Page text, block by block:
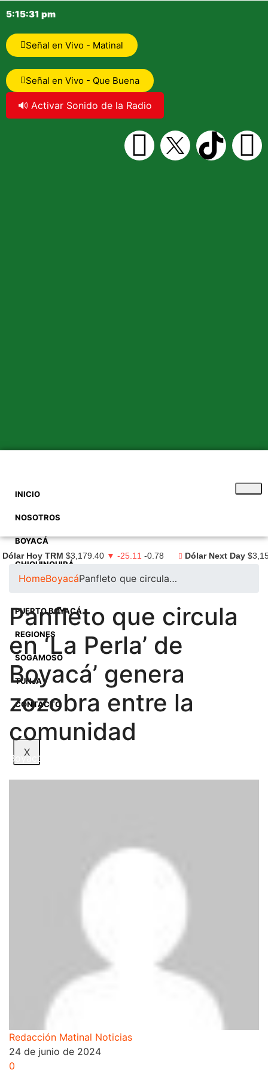
5:15:31 pm
Señal en Vivo - Matinal
Señal en Vivo - Que Buena
🔊 Activar Sonido de la Radio
INICIO
NOSOTROS
BOYACÁ
CHIQUINQUIRÁ
PUERTO BOYACÁ
REGIONES
SOGAMOSO
TUNJA
CONTACTO
X
Dólar Hoy TRM $3,179.40 ▼ -25.11 -0.78 Dólar Next Day
HomeBoyacáPanfleto que circula…
Panfleto que circula
en ‘La Perla’ de
Boyacá’ genera
zozobra entre la
comunidad
Boyacá
Redacción Matinal Noticias
24 de junio de 2024
0